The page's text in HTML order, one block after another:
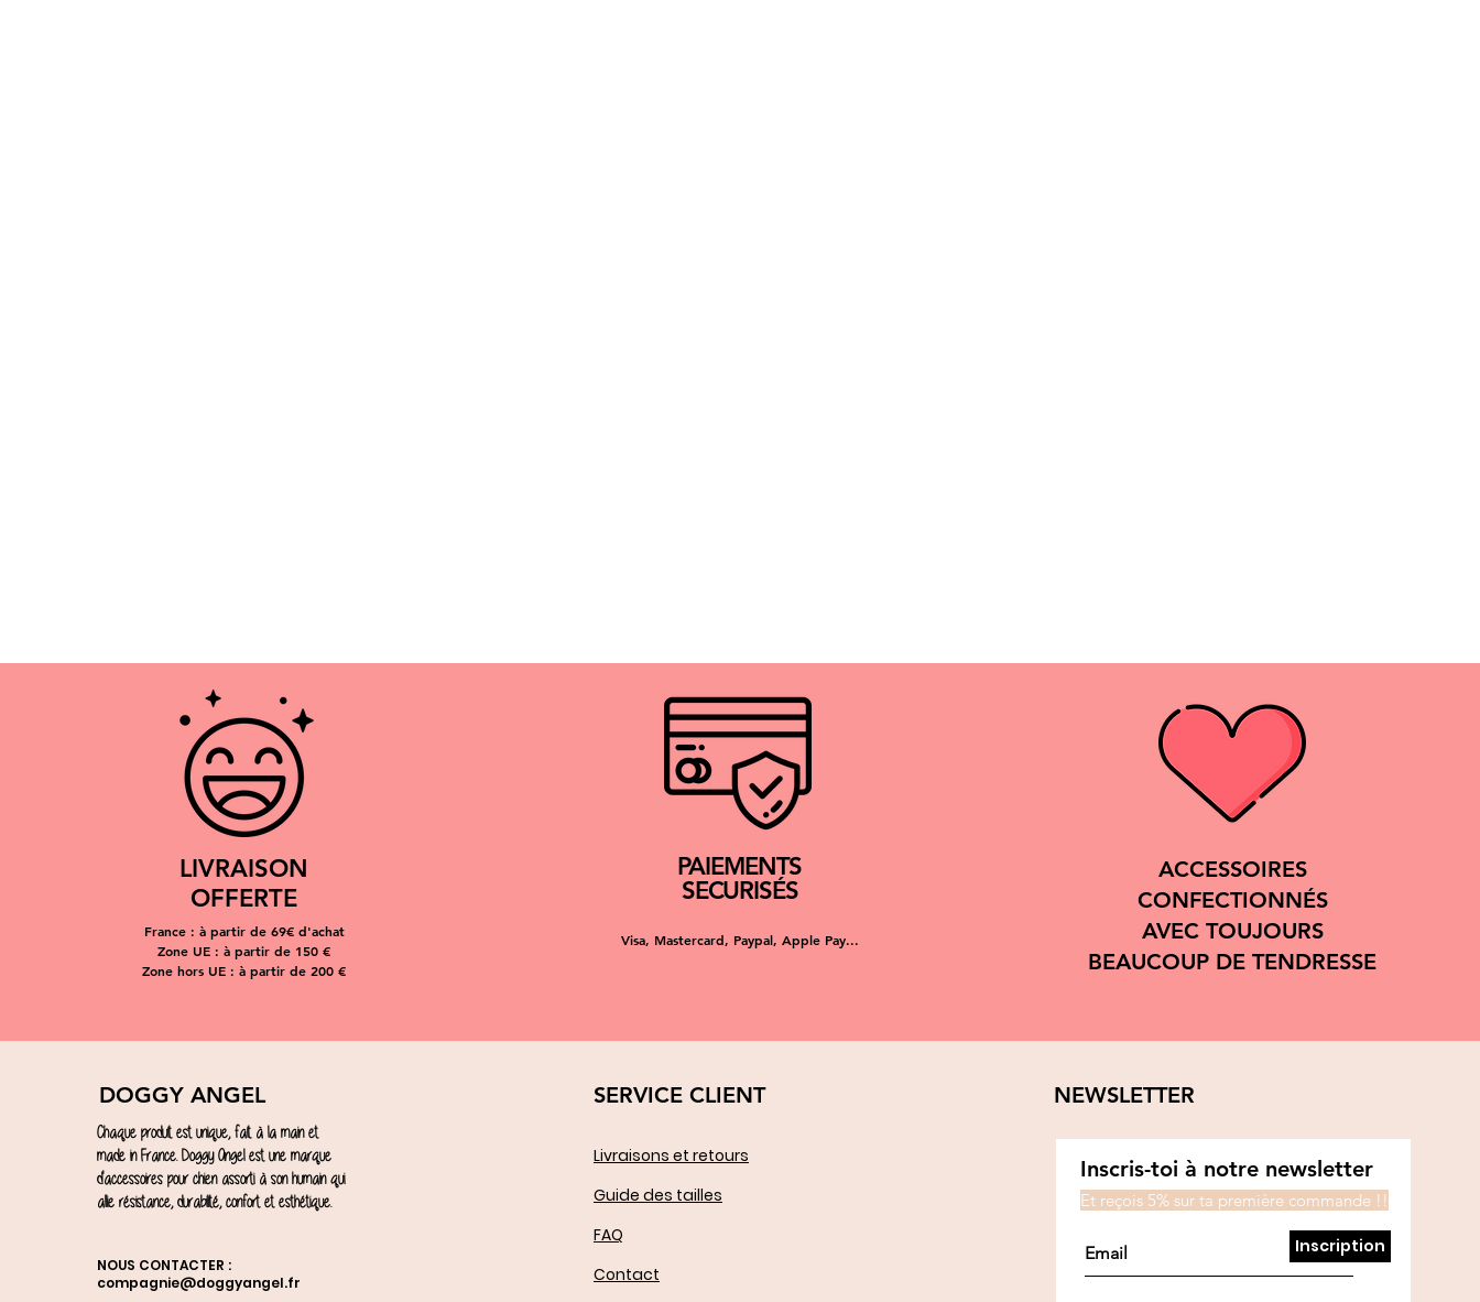
LIVRAISON
OFFERTE
France : à partir de 69€ d'achat
Zone UE : à partir de 150 €
Zone hors UE : à partir de 200 €
PAIEMENTS
SECURISÉS
Visa, Mastercard, Paypal, Apple Pay...
ACCESSOIRES
CONFECTIONNÉS
AVEC TOUJOURS
BEAUCOUP DE TENDRESSE
DOGGY ANGEL
Chaque produit est unique, fait à la main et
made in France. Doggy Angel est une marque
d'accessoires pour chien assorti à son humain qui
allie résistance, durabilité, confort et esthétique.
NOUS CONTACTER :
compagnie@doggyangel.fr
SERVICE CLIENT
Livraisons et retours
Guide des tailles
FAQ
Contact
NEWSLETTER
Inscris-toi à notre newsletter
Et reçois 5% sur ta première commande !!
Inscription